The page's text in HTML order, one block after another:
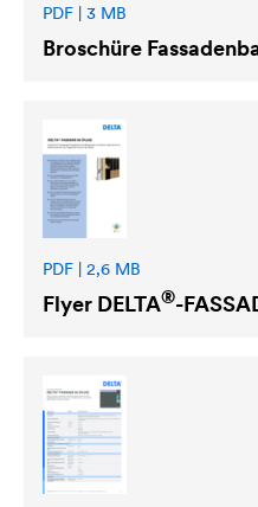
PDF | 3 MB
Broschüre
PDF | 2,6 MB
Flyer DELTA®-